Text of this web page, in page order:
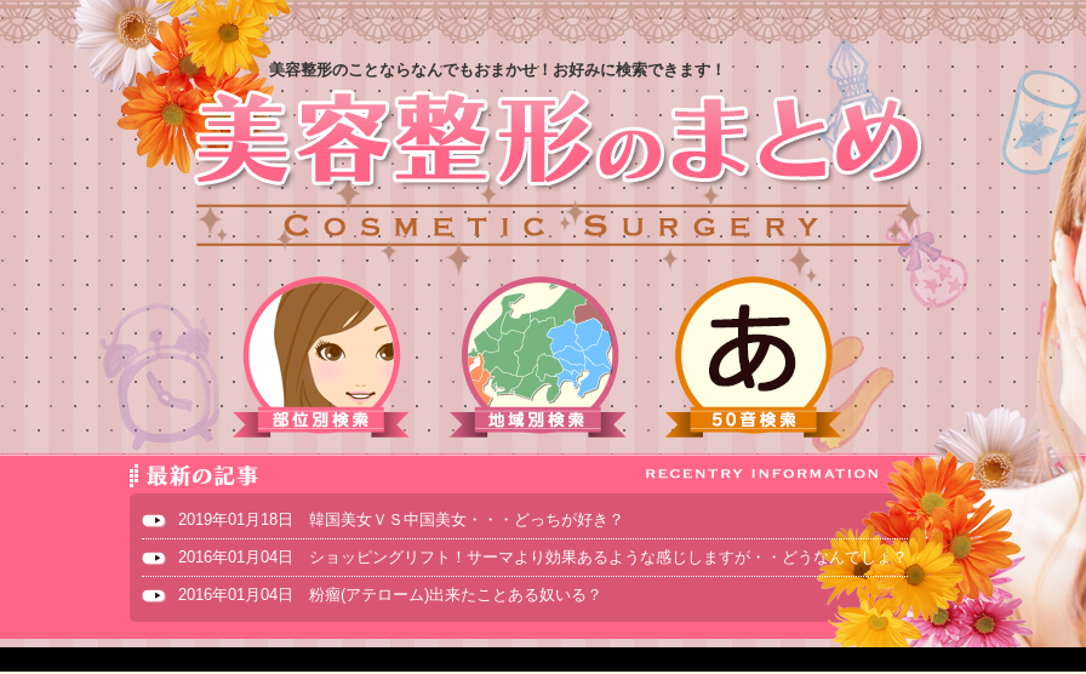
美容整形のことならなんでもおまかせ！お好みに検索できます！
2019年01月18日 韓国美女ＶＳ中国美女・・・どっちが好き？
2016年01月04日 ショッピングリフト！サーマより効果あるような感じしますが・・どうなんでしょ？
2016年01月04日 粉瘤(アテローム)出来たことある奴いる？